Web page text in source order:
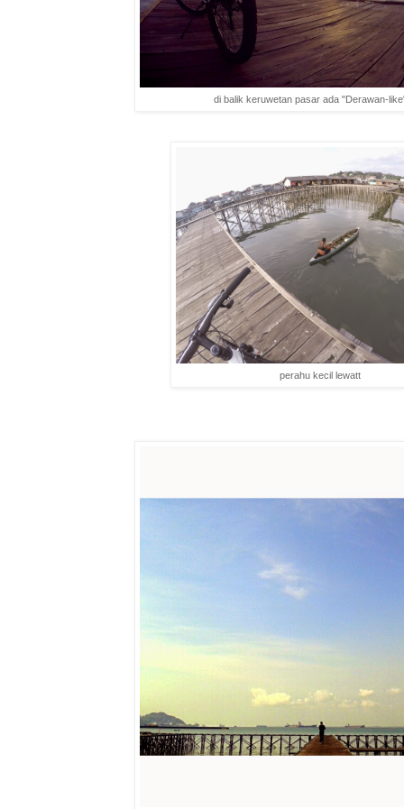
di balik keruwetan pasar ada "Derawan-
perahu kecil lewatt